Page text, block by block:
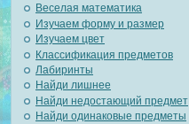
Веселая математика
Изучаем форму и размер
Изучаем цвет
Классификация предметов
Лабиринты
Найди лишнее
Найди недостающий предмет
Найди одинаковые предметы